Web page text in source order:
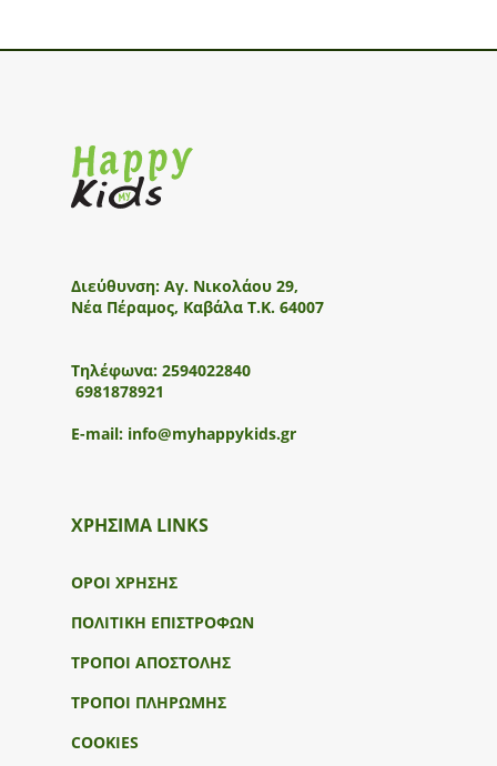
Διεύθυνση: Αγ. Νικολάου 29,
Νέα Πέραμος, Καβάλα Τ.Κ. 64007
Τηλέφωνα: 2594022840
6981878921
E-mail: info@myhappykids.gr
ΧΡΗΣΙΜΑ LINKS
ΟΡΟΙ ΧΡΗΣΗΣ
ΠΟΛΙΤΙΚΗ ΕΠΙΣΤΡΟΦΩΝ
ΤΡΟΠΟΙ ΑΠΟΣΤΟΛΗΣ
ΤΡΟΠΟΙ ΠΛΗΡΩΜΗΣ
COOKIES